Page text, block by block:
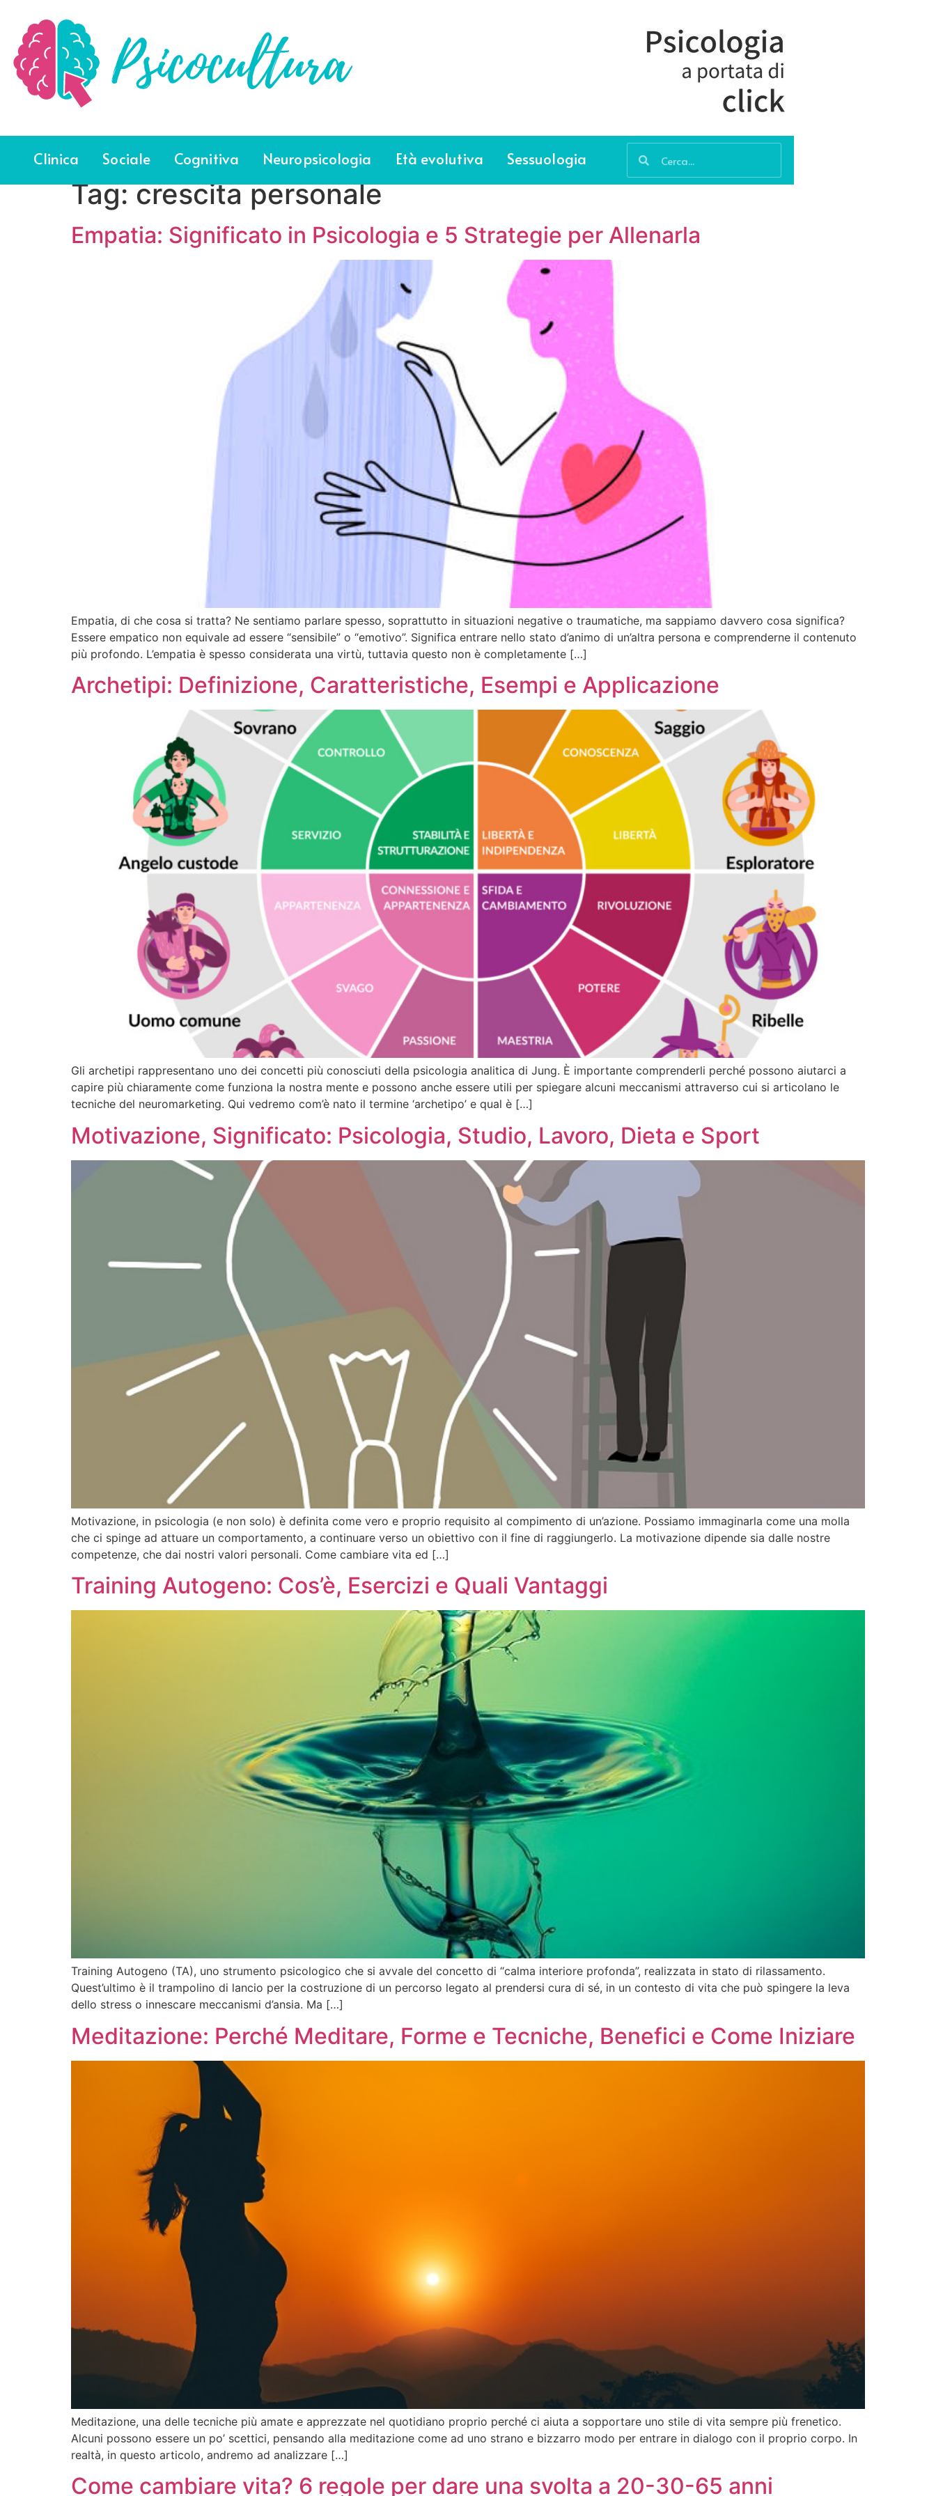
Clinica Sociale Cognitiva Neuropsicologia Età evolutiva Sessuologia
Tag:crescita personale
Empatia: Significato in Psicologia e 5 Strategie per Allenarla
Empatia, di che cosa si tratta? Ne sentiamo parlare spesso, soprattutto in situazioni negative o traumatiche, ma sappiamo davvero cosa significa?
Essere empatico non equivale ad essere “sensibile” o “emotivo”. Significa entrare nello stato d’animo di un’altra persona e comprenderne il contenuto
più profondo. L’empatia è spesso considerata una virtù, tuttavia questo non è completamente […]
Archetipi: Definizione, Caratteristiche, Esempi e Applicazione
Gli archetipi rappresentano uno dei concetti più conosciuti della psicologia analitica di Jung. È importante comprenderli perché possono aiutarci a
capire più chiaramente come funziona la nostra mente e possono anche essere utili per spiegare alcuni meccanismi attraverso cui si articolano le
tecniche del neuromarketing. Qui vedremo com’è nato il termine ‘archetipo’ e qual è […]
Motivazione, Significato: Psicologia, Studio, Lavoro, Dieta e Sport
Motivazione, in psicologia (e non solo) è definita come vero e proprio requisito al compimento di un’azione. Possiamo immaginarla come una molla
che ci spinge ad attuare un comportamento, a continuare verso un obiettivo con il fine di raggiungerlo. La motivazione dipende sia dalle nostre
competenze, che dai nostri valori personali. Come cambiare vita ed […]
Training Autogeno: Cos’è, Esercizi e Quali Vantaggi
Training Autogeno (TA), uno strumento psicologico che si avvale del concetto di “calma interiore profonda”, realizzata in stato di rilassamento.
Quest’ultimo è il trampolino di lancio per la costruzione di un percorso legato al prendersi cura di sé, in un contesto di vita che può spingere la leva
dello stress o innescare meccanismi d’ansia. Ma […]
Meditazione: Perché Meditare, Forme e Tecniche, Benefici e Come Iniziare
Meditazione, una delle tecniche più amate e apprezzate nel quotidiano proprio perché ci aiuta a sopportare uno stile di vita sempre più frenetico.
Alcuni possono essere un po’ scettici, pensando alla meditazione come ad uno strano e bizzarro modo per entrare in dialogo con il proprio corpo. In
realtà, in questo articolo, andremo ad analizzare […]
Come cambiare vita? 6 regole per dare una svolta a 20-30-65 anni